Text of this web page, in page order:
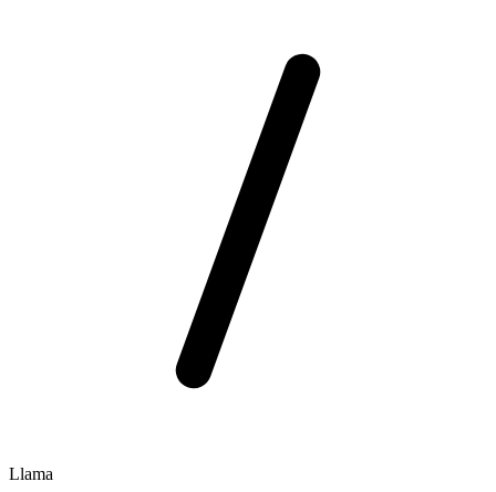
Llama